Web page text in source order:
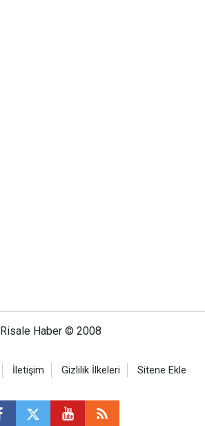
Risale Haber © 2008
İletişim Gizlilik İlkeleri Sitene Ekle